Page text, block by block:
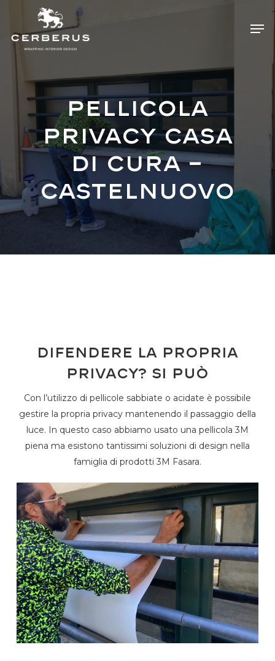
main
Pellicola
privacy casa
di cura –
Castelnuovo
Difendere la propria
privacy? Si può
Con l’utilizzo di pellicole sabbiate o acidate è possibile
gestire la propria privacy mantenendo il passaggio della
luce. In questo caso abbiamo usato una pellicola 3M
piena ma esistono tantissimi soluzioni di design nella
famiglia di prodotti 3M Fasara.